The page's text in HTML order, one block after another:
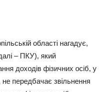
області нагадує,
– ПКУ), який
доходів фізичних осіб, у
передбачає звільнення